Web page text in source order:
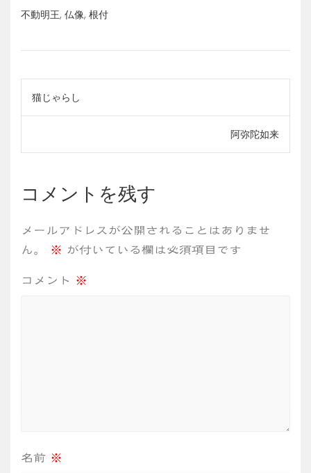
不動明王, 仏像, 根付
投
稿
ナ
ビ
ー
シ
猫じゃらし
阿弥陀如来
コメントを残す
メールアドレスが公開されることはありませ
ん。 ※ が付いている欄は必須項目です
コメント ※
名前 ※